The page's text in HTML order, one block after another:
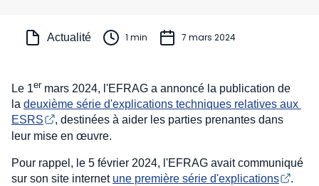
Actualité 1 min 7 mars 2024
Le 1er mars 2024, l'EFRAG a annoncé la publication de
la deuxième série d'explications techniques relatives aux
ESRS
, destinées à aider les parties prenantes dans
leur mise en œuvre.
Pour rappel, le 5 février 2024, l'EFRAG avait communiqué
sur son site internet une première série d'explications .